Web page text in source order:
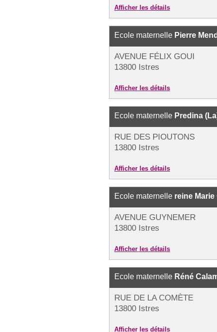
Afficher les détails
Ecole maternelle Pierre
AVENUE FÉLIX GOUI
13800 Istres
Afficher les détails
Ecole maternelle Predina
RUE DES PIOUTONS
13800 Istres
Afficher les détails
Ecole maternelle reine
AVENUE GUYNEMER
13800 Istres
Afficher les détails
Ecole maternelle Réné
RUE DE LA COMÈTE
13800 Istres
Afficher les détails